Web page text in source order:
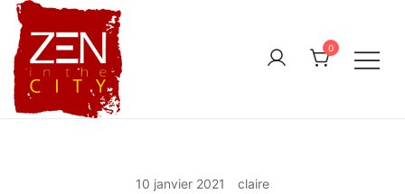
Skip
content
0
10 janvier 2021 claire